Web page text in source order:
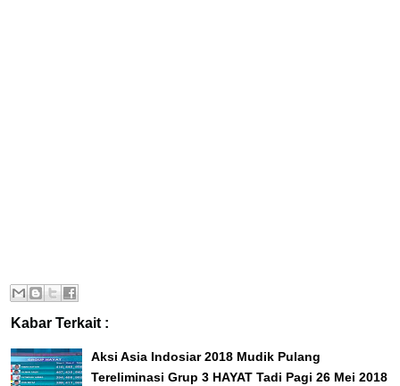
Kabar Terkait :
Aksi Asia Indosiar 2018 Mudik Pulang
Tereliminasi Grup 3 HAYAT Tadi Pagi 26 Mei 2018